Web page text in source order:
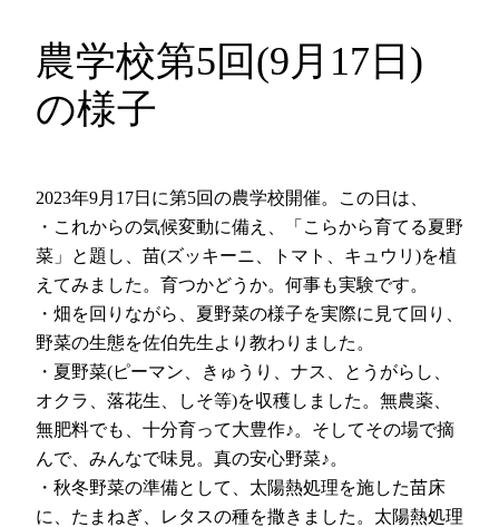
農学校第5回(9月17日)
の様子
2023年9月17日に第5回の農学校開催。この日は、
・これからの気候変動に備え、「こらから育てる夏野
菜」と題し、苗(ズッキーニ、トマト、キュウリ)を植
えてみました。育つかどうか。何事も実験です。
・畑を回りながら、夏野菜の様子を実際に見て回り、
野菜の生態を佐伯先生より教わりました。
・夏野菜(ピーマン、きゅうり、ナス、とうがらし、
オクラ、落花生、しそ等)を収穫しました。無農薬、
無肥料でも、十分育って大豊作♪。そしてその場で摘
んで、みんなで味見。真の安心野菜♪。
・秋冬野菜の準備として、太陽熱処理を施した苗床
に、たまねぎ、レタスの種を撒きました。太陽熱処理